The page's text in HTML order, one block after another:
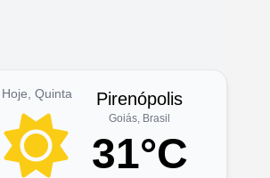
Hoje, Quinta Pirenópolis
Goiás, Brasil
31°C